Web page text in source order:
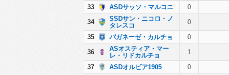
33 ASDサッソ・マルコニ 0
34
SSDサン・ニコロ・ノ
タレスコ
0
35 パガネーゼ・カルチョ 0
36
ASオスティア・マー
レ・リドカルチョ
1
37 ASDオルビア1905 0